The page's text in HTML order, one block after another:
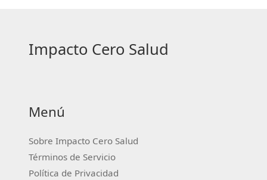
Impacto Cero Salud
Menú
Sobre Impacto Cero Salud
Términos de Servicio
Política de Privacidad